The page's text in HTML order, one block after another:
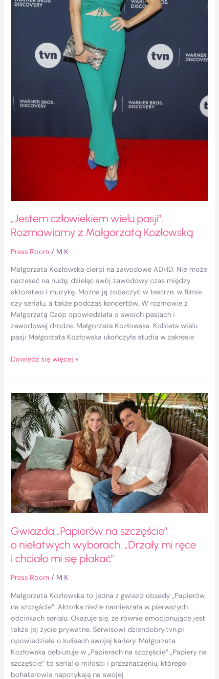
„Jestem człowiekiem wielu pasji”.
Rozmawiamy z Małgorzatą Kozłowską
Press Room / M K
Małgorzata Kozłowska cierpi na zawodowe ADHD. Nie może
narzekać na nudę, dzieląc swój zawodowy czas między
aktorstwo i muzykę. Można ją zobaczyć w teatrze, w filmie
czy serialu, a także podczas koncertów. W rozmowie z
Małgorzatą Czop opowiedziała o swoich pasjach i
zawodowej drodze. Małgorzata Kozłowska. Kobieta wielu
pasji Małgorzata Kozłowska ukończyła studia w zakresie
Dowiedz się więcej »
Gwiazda „Papierów na szczęście”
o niełatwych wyborach. „Drżały mi ręce
i chciało mi się płakać”
Press Room / M K
Małgorzata Kozłowska to jedna z gwiazd obsady „Papierów
na szczęście”. Aktorka nieźle namieszała w pierwszych
odcinkach serialu. Okazuje się, że równie emocjonujące jest
także jej życie prywatne. Serwisowi dziendobry.tvn.pl
opowiedziała o kulisach swojej kariery. Małgorzata
Kozłowska debiutuje w „Papierach na szczęście” „Papiery na
szczęście” to serial o miłości i przeznaczeniu, którego
bohaterowie napotykają na swojej
Gwiazda
„Papierów
na szczęście”
o niełatwych
wyborach.
„Drżały
mi
ręce
i chciało
mi
się